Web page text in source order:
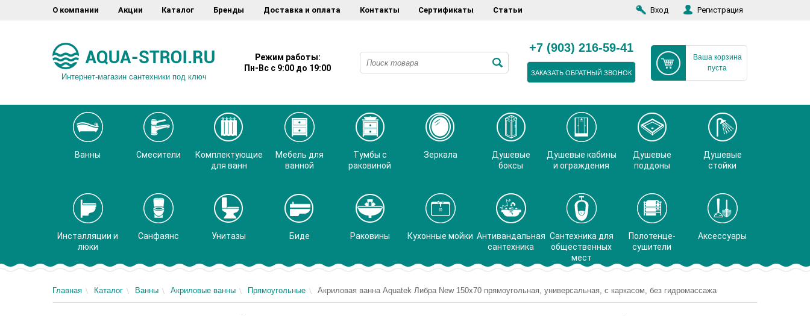
О компании Акции Каталог Бренды Доставка и оплата Контакты Сертификаты Статьи Вход Регистрация
Интернет-магазин сантехники под ключ
Режим работы:
Пн-Вс с 9:00 до 19:00
+7 (903) 216-59-41
ЗАКАЗАТЬ ОБРАТНЫЙ ЗВОНОК
Ваша корзина
пуста
Ванны Смесители
Комплектующие
для ванн
Мебель для
ванной
Тумбы с
раковиной
Зеркала
Душевые
боксы
Душевые кабины
и ограждения
Душевые
поддоны
Душевые
стойки
Инсталляции и
люки
Санфаянс Унитазы Биде Раковины Кухонные мойки Антивандальная
сантехника
Сантехника для
общественных
мест
Полотенце-
сушители
Аксессуары
Главная Каталог Ванны Акриловые ванны Прямоугольные Акриловая ванна Aquatek Либра New 150x70 прямоугольная, универсальная, с каркасом, без гидромассажа